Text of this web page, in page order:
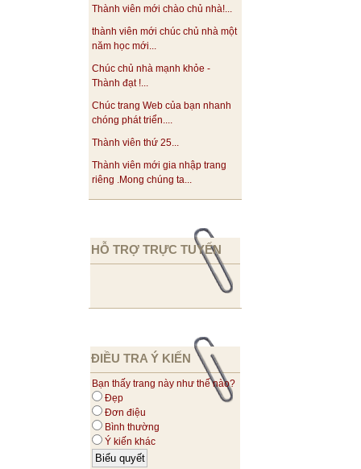
Thành viên mới chào chủ nhà!...
thành viên mới chúc chủ nhà một
năm học mới...
Chúc chủ nhà mạnh khỏe -
Thành đạt !...
Chúc trang Web của bạn nhanh
chóng phát triển....
Thành viên thứ 25...
Thành viên mới gia nhập trang
riêng .Mong chúng ta...
HỖ TRỢ TRỰC TUYẾN
ĐIỀU TRA Ý KIẾN
Bạn thấy trang này như thế nào?
Đẹp
Đơn điệu
Bình thường
Ý kiến khác